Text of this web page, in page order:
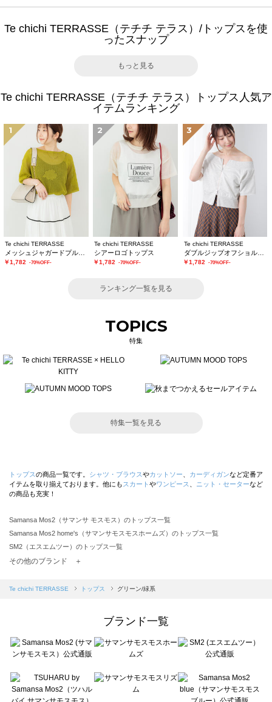
Te chichi TERRASSE（テチチ テラス）/トップスを使
ったスナップ
もっと見る
Te chichi TERRASSE（テチチ テラス）トップス人気ア
イテムランキング
1
Te chichi TERRASSE
￥1,782 -70%OFF-
2
Te chichi TERRASSE
シアーロゴトップス
￥1,782 -70%OFF-
3
Te chichi TERRASSE
ダブルジップオフショルカットトップス
￥1,782 -70%OFF-
ランキング一覧を見る
TOPICS
特集
特集一覧を見る
トップスの商品一覧です。 シャツ・ブラウスやカットソー カーディガンなど定番ア
イテムを取り揃えております。他にも スカート やワンピース ニット・セーターなど
の商品も充実！
Samansa Mos2（サマンサ モスモス）のトップス一覧
Samansa Mos2 home's（サマンサモスモスホームズ）のトップス一覧
SM2（エスエムツー）のトップス一覧
TSUHARU by Samansa Mos2（ツハルバイサマンサモスモス）のトップス一覧
Samansa Mos2 blue（サマンサモスモス ブルー）のトップス一覧
sō4ū（ソウフォーユー）のトップス一覧
Te chichi（テチチ）のトップス一覧
Te chichi CLASSIC（テチチ クラシック）のトップス一覧
Lugnoncure（ルノンキュール）のトップス一覧
BETTY'S BLUE（べティーズブルー）のトップス一覧
その他のブランド ＋
Te chichi TERRASSE トップス グリーン/緑系
ブランド一覧